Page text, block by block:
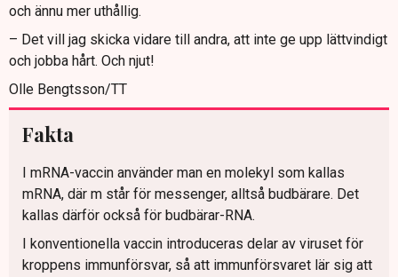
och ännu mer uthållig.
– Det vill jag skicka vidare till andra, att inte ge upp lättvindigt
och jobba hårt. Och njut!
Olle Bengtsson/TT
Fakta
I mRNA-vaccin använder man en molekyl som kallas
mRNA, där m står för messenger, alltså budbärare. Det
kallas därför också för budbärar-RNA.
I konventionella vaccin introduceras delar av viruset för
kroppens immunförsvar, så att immunförsvaret lär sig att